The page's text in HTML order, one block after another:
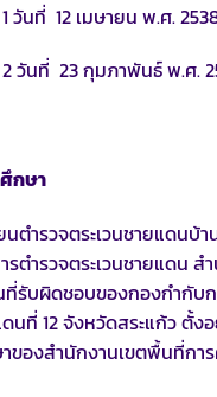
ที่ 12 เมษายน พ.ศ.
ที่ 23 กุมภาพันธ์ พ.ศ.
กษา
ำรวจตระเวนชายแดนบ้า
ตำรวจตระเวนชายแดน ส
รับผิดชอบของกองกำกับก
นที่ 12 จังหวัดสระแก้ว ตั้ง
ของสำนักงานเขตพื้นที่กา